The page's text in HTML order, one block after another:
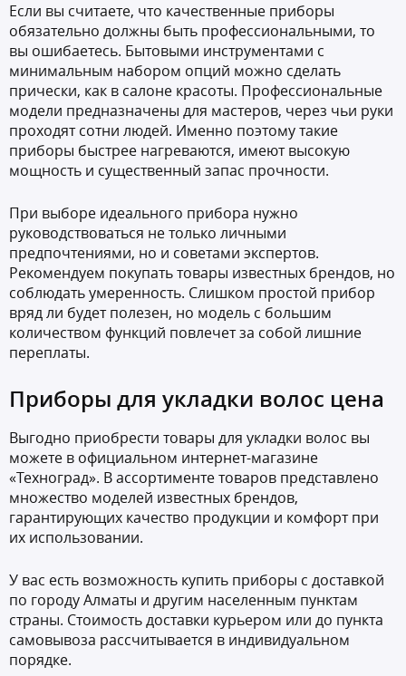
Если вы считаете, что качественные приборы
обязательно должны быть профессиональными, то
вы ошибаетесь. Бытовыми инструментами с
минимальным набором опций можно сделать
прически, как в салоне красоты. Профессиональные
модели предназначены для мастеров, через чьи руки
проходят сотни людей. Именно поэтому такие
приборы быстрее нагреваются, имеют высокую
мощность и существенный запас прочности.
При выборе идеального прибора нужно
руководствоваться не только личными
предпочтениями, но и советами экспертов.
Рекомендуем покупать товары известных брендов, но
соблюдать умеренность. Слишком простой прибор
вряд ли будет полезен, но модель с большим
количеством функций повлечет за собой лишние
переплаты.
Приборы для укладки волос цена
Выгодно приобрести товары для укладки волос вы
можете в официальном интернет-магазине
«Техноград». В ассортименте товаров представлено
множество моделей известных брендов,
гарантирующих качество продукции и комфорт при
их использовании.
У вас есть возможность купить приборы с доставкой
по городу Алматы и другим населенным пунктам
страны. Стоимость доставки курьером или до пункта
самовывоза рассчитывается в индивидуальном
порядке.